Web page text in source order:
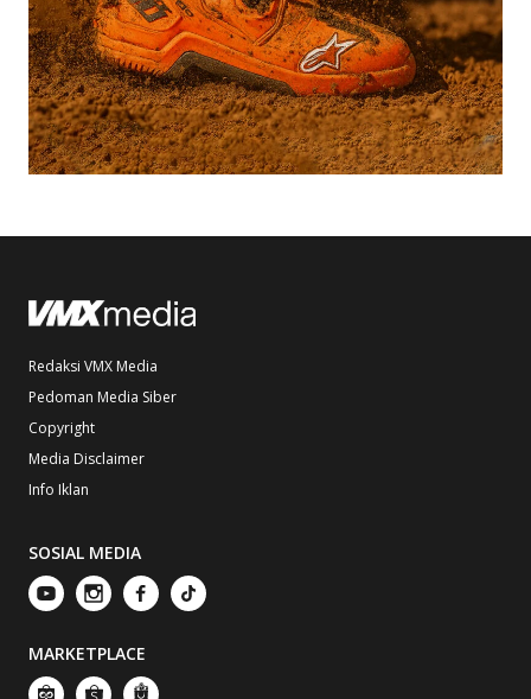
Redaksi VMX Media
Pedoman Media Siber
Copyright
Media Disclaimer
Info Iklan
SOSIAL MEDIA
MARKETPLACE